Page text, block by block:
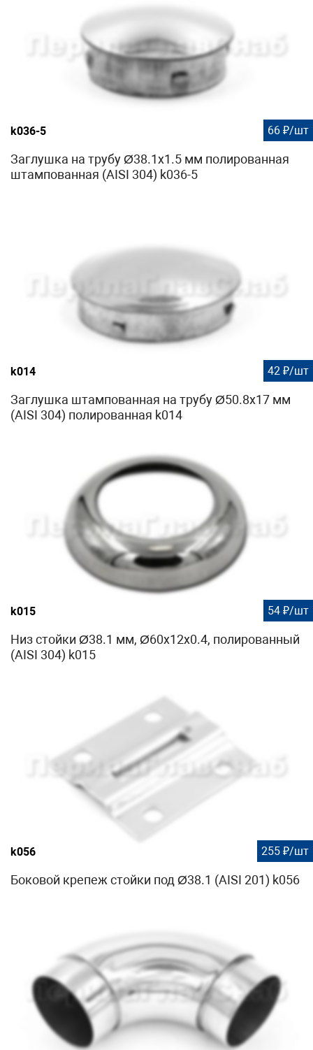
k036-5 66 ₽/шт
Заглушка на трубу Ø38.1х1.5 мм полированная
штампованная (AISI 304) k036-5
k014 42 ₽/шт
Заглушка штампованная на трубу Ø50.8х17 мм
(AISI 304) полированная k014
k015 54 ₽/шт
Низ стойки Ø38.1 мм, Ø60х12х0.4, полированный
(AISI 304) k015
k056 255 ₽/шт
Боковой крепеж стойки под Ø38.1 (AISI 201) k056